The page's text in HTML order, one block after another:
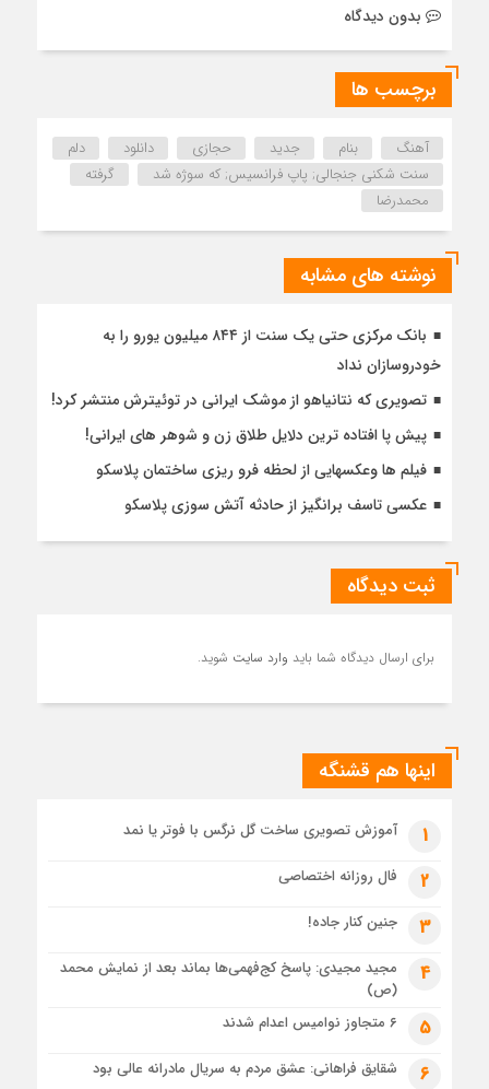
بدون دیدگاه
برچسب ها
آهنگ بنام جدید حجازی دانلود
دلم
سنت شکنی جنجالی; پاپ فرانسیس; که سوژه شد
گرفته
محمدرضا
نوشته های مشابه
بانک مرکزی حتی یک سنت از ۸۴۴ میلیون یورو را به
خودروسازان نداد
تصویری که نتانیاهو از موشک ایرانی در توئیترش منتشر کرد!
پیش پا افتاده ترین دلایل طلاق زن و شوهر های ایرانی!
فیلم ها وعکسهایی از لحظه فرو ریزی ساختمان پلاسکو
عکسی تاسف برانگیز از حادثه آتش سوزی پلاسکو
ثبت دیدگاه
برای ارسال دیدگاه شما باید وارد سایت شوید.
اینها هم قشنگه
1 آموزش تصویری ساخت گل نرگس با فوتر یا نمد
2 فال روزانه اختصاصی
3 جنین کنار جاده!
4
مجید مجیدی: پاسخ کج‌فهمی‌ها بماند بعد از نمایش محمد
(ص)
5 ۶ متجاوز نوامیس اعدام شدند
6 شقایق فراهانی: عشق مردم به سریال مادرانه عالی بود